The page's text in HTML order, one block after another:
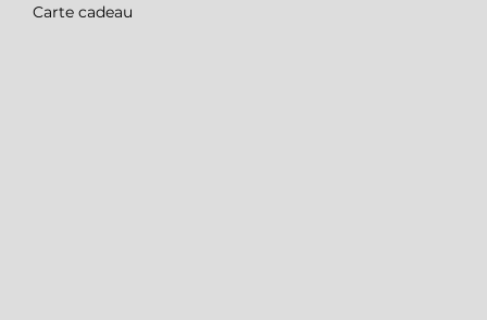
Carte cadeau